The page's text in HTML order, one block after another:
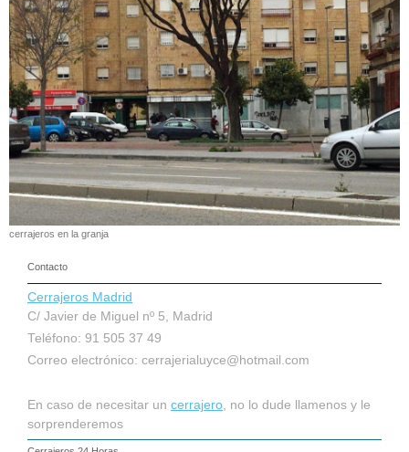
cerrajeros en la granja
Contacto
Cerrajeros Madrid
C/ Javier de Miguel nº 5, Madrid
Teléfono: 91 505 37 49
Correo electrónico: cerrajerialuyce@hotmail.com
En caso de necesitar un cerrajero, no lo dude llamenos y le
sorprenderemos